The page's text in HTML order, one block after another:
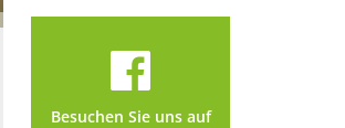
Besuchen Sie uns auf